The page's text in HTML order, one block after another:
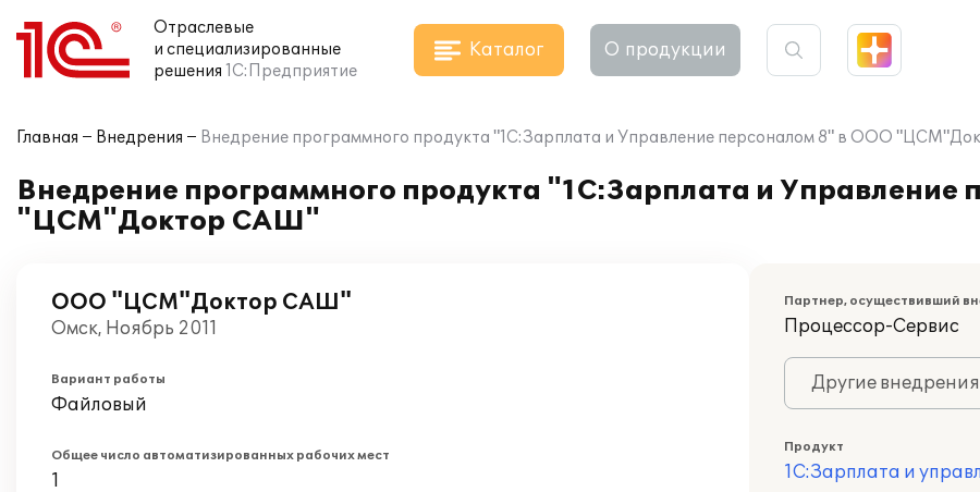
Отраслевые
и специализированные
решения 1С:Предприятие
Каталог О продукции
Главная Внедрения Внедрение программного продукта "1С:Зарплата и Управление персоналом 8" в ООО
Внедрение программного продукта "1С:Зарплата и Управление
"ЦСМ"Доктор САШ"
ООО "ЦСМ"Доктор САШ"
Омск, Ноябрь 2011
Вариант работы
Файловый
Общее число автоматизированных рабочих мест
1
Партнер, осуществивший
Процессор-Сервис
Другие
Продукт
1С:Зарплата и